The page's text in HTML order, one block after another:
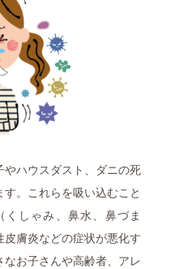
やハウスダスト、ダニの死
。これらを吸い込むこと
しゃみ、鼻水、鼻づま
皮膚炎などの症状が悪化す
お子さんや高齢者、アレ